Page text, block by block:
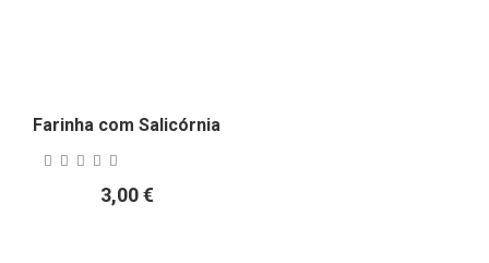
Farinha com Salicórnia
3,00 €